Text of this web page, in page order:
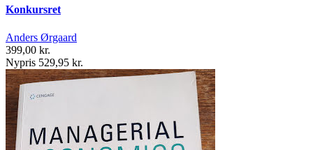
Konkursret
Anders Ørgaard
399,00 kr.
Nypris 529,95 kr.